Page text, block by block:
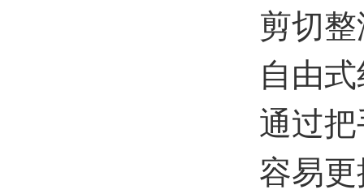
剪切
自由
通过
容易